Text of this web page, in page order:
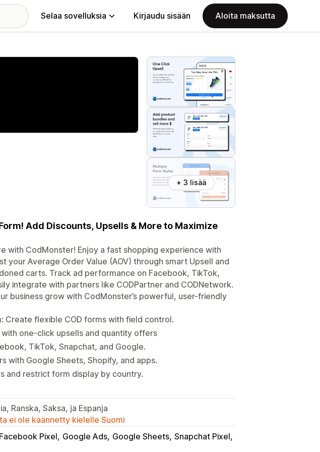
Selaa sovelluksia Kirjaudu sisään Aloita maksutta
+ 3 lisää
Add Discounts, Upsells & More to Maximize
with CodMonster! Enjoy a fast shopping experience with
your Average Order Value (AOV) through smart Upsell and
carts. Track ad performance on Facebook, TikTok,
integrate with partners like CODPartner and CODNetwork.
business grow with CodMonster’s powerful, user-friendly
Create flexible COD forms with field control.
one-click upsells and quantity offers
TikTok, Snapchat, and Google.
with Google Sheets, Shopify, and apps.
and restrict form display by country.
Ranska, Saksa, ja Espanja
ei ole käännetty kielelle Suomi
Facebook Pixel Google Ads Google Sheets Snapchat Pixel